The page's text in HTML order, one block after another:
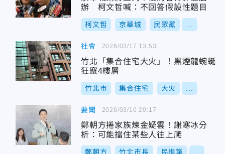
辦 柯文哲喊：不回答假設性題目
柯文哲 京華城 民眾黨
社會
竹北「集合住宅大火」！黑煙龍蜿蜒
狂竄4樓層
竹北市 集合住宅 大火
2026/03/17 13:53
要聞
鄭朝方捲家族煉金疑雲！謝寒冰分
析：可能擋住某些人往上爬
鄭朝方 竹北市長 民進黨
2026/03/10 20:17